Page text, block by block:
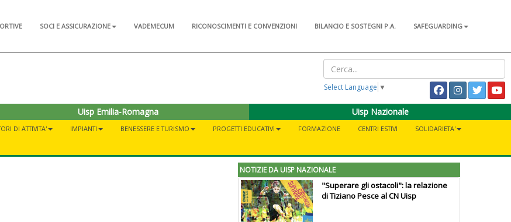
SOCI E ASSICURAZIONE VADEMECUM RICONOSCIMENTI E CONVENZIONI BILANCIO E SOSTEGNI P.A.
SAFEGUARDING
Select Language ▼
Uisp Emilia-Romagna Uisp Nazionale
DI ATTIVITA' IMPIANTI BENESSERE E TURISMO PROGETTI EDUCATIVI FORMAZIONE CENTRI ESTIVI
SOLIDARIETA'
NOTIZIE DA UISP NAZIONALE
"Superare gli ostacoli": la relazione
di Tiziano Pesce al CN Uisp